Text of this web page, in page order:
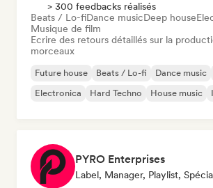
> 300 feedbacks réalisés
Beats / Lo-fiDance musicDeep house
Musique de film
Ecrire des retours détaillés sur la
morceaux
Future house Beats / Lo-fi Dance music
Electronica
Hard Techno House music
PYRO Enterprises
Label, Manager, Playlist,